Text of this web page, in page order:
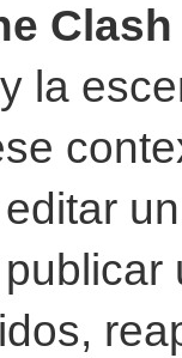
Clash
la